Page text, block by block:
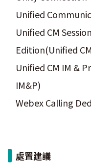
Unified
Unified CM
Edition(Unified
Unified CM IM &
IM&P)
Webex Calling
處置建議